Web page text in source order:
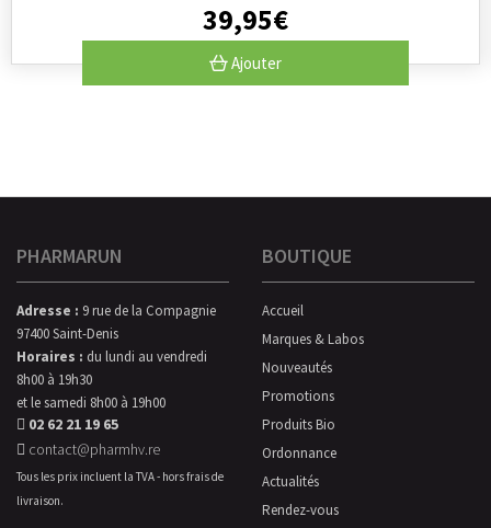
39,95€
Ajouter
PHARMARUN
Adresse : 9 rue de la Compagnie
97400 Saint-Denis
Horaires : du lundi au vendredi
8h00 à 19h30
et le samedi 8h00 à 19h00
02 62 21 19 65
contact@pharmhv.re
Tous les prix incluent la TVA - hors frais de
livraison.
BOUTIQUE
Accueil
Marques & Labos
Nouveautés
Promotions
Produits Bio
Ordonnance
Actualités
Rendez-vous